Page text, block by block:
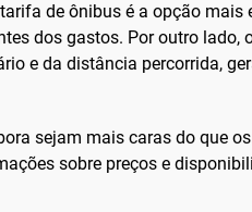
de ônibus é a opção mais
dos gastos. Por outro lado,
e da distância percorrida,
sejam mais caras do que
sobre preços e